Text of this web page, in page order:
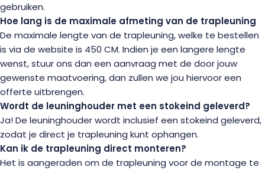
gebruiken.
Hoe lang is de maximale afmeting van de trapleuning
De maximale lengte van de trapleuning, welke te bestellen
is via de website is 450 CM. Indien je een langere lengte
wenst, stuur ons dan een aanvraag met de door jouw
gewenste maatvoering, dan zullen we jou hiervoor een
offerte uitbrengen.
Wordt de leuninghouder met een stokeind geleverd?
Ja! De leuninghouder wordt inclusief een stokeind geleverd,
zodat je direct je trapleuning kunt ophangen.
Kan ik de trapleuning direct monteren?
Het is aangeraden om de trapleuning voor de montage te